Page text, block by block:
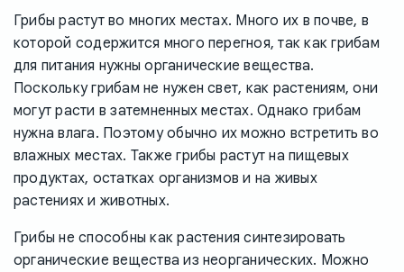
Грибы растут во многих местах. Много их в почве, в
которой содержится много перегноя, так как грибам
для питания нужны органические вещества.
Поскольку грибам не нужен свет, как растениям, они
могут расти в затемненных местах. Однако грибам
нужна влага. Поэтому обычно их можно встретить во
влажных местах. Также грибы растут на пищевых
продуктах, остатках организмов и на живых
растениях и животных.
Грибы не способны как растения синтезировать
органические вещества из неорганических. Можно